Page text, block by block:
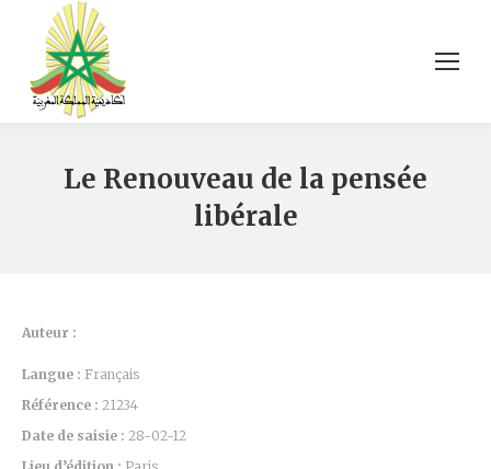
Le Renouveau de la pensée
libérale
Auteur :
Langue : Français
Référence : 21234
Date de saisie : 28-02-12